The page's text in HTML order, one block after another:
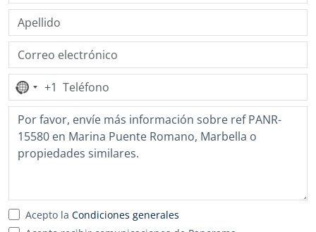
Ningún
país
seleccionado
+1
Acepto la Condiciones generales